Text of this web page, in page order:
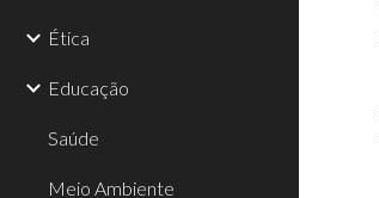
Ética
Educação
Saúde
Meio Ambiente